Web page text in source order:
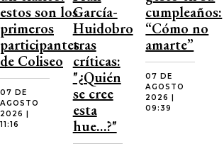
estos son los
primeros
participantes
de Coliseo
07 DE
AGOSTO
2026 |
11:16
García-
Huidobro
tras
críticas:
"¿Quién
se cree
esta
hue…?"
cumpleaños:
“Cómo no
amarte”
07 DE
AGOSTO
2026 |
09:39